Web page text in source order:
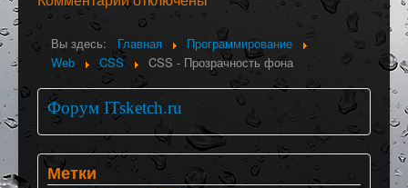
Вы здесь: Главная
Программирование
Web
CSS CSS - Прозрачность фона
Форум ITsketch.ru
Метки